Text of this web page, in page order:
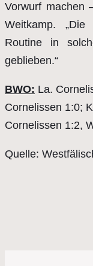
Vorwurf machen
Weitkamp. „Die
Routine in
geblieben.“
BWO: La.
Cornelissen 1:0;
Cornelissen 1:2,
Quelle: